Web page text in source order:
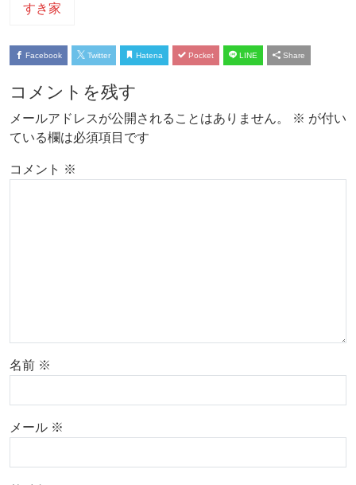
すき家
Facebook Twitter Hatena Pocket LINE Share
コメントを残す
メールアドレスが公開されることはありません。 ※ が付い
ている欄は必須項目です
コメント ※
名前 ※
メール ※